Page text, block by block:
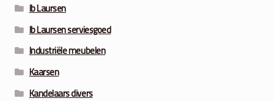
Ib Laursen
Ib Laursen serviesgoed
Industriële meubelen
Kaarsen
Kandelaars divers